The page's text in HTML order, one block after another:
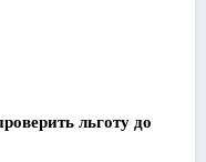
льготу до